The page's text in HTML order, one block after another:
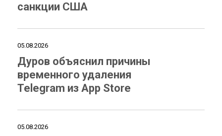
санкции США
05.08.2026
Дуров объяснил причины
временного удаления
Telegram из App Store
05.08.2026